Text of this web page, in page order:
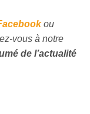
ou
-vous à notre
de l’actualité